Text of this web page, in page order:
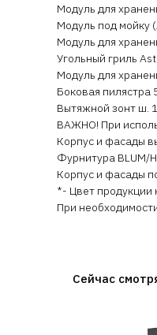
Модуль для
Модуль под мойку
Модуль для
Угольный гриль
Модуль для
Боковая пилястра
Вытяжной зонт ш.
ВАЖНО! При
Корпус и фасады
Фурнитура BLUM/
Корпус и фасады
*- Цвет продукции
При
Сейчас